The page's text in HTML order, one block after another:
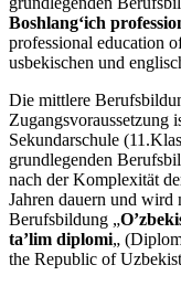
Boshlangʻich
professional education
usbekischen und
Die mittlere
Zugangsvoraussetzung
Sekundarschule
grundlegenden
nach der Komplexität
Jahren dauern und
Berufsbildung „
taʼlim diplomi„
the Republic of